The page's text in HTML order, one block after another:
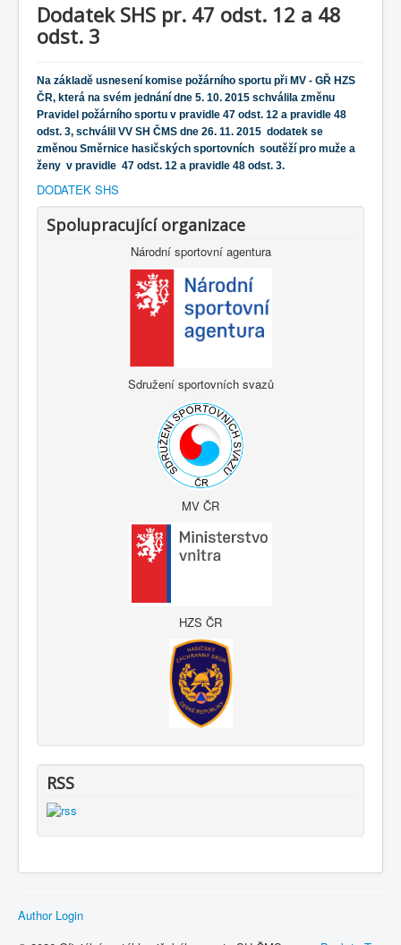
Dodatek SHS pr. 47 odst. 12 a 48
odst. 3
Na základě usnesení komise požárního sportu při MV - GŘ HZS
ČR, která na svém jednání dne 5. 10. 2015 schválila změnu
Pravidel požárního sportu v pravidle 47 odst. 12 a pravidle 48
odst. 3, schválil VV SH ČMS dne 26. 11. 2015 dodatek se
změnou Směrnice hasičských sportovních soutěží pro muže a
ženy v pravidle 47 odst. 12 a pravidle 48 odst. 3.
DODATEK SHS
Spolupracující organizace
Národní sportovní agentura
Sdružení sportovních svazů
MV ČR
HZS ČR
RSS
Author Login